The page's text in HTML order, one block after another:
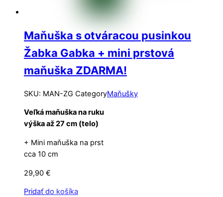
Maňuška s otváracou pusinkou
Žabka Gabka + mini prstová
maňuška ZDARMA!
SKU: MAN-ZG CategoryMaňušky
Veľká maňuška na ruku
výška až 27 cm (telo)
+ Mini maňuška na prst
cca 10 cm
29,90 €
Pridať do košíka